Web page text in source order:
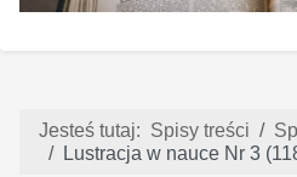
Jesteś tutaj: Spisy treści
Lustracja w nauce Nr 3